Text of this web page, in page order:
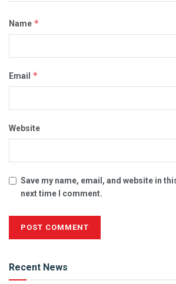
Name *
Email *
Website
Save my name, email, and website in
next time I comment.
Recent News